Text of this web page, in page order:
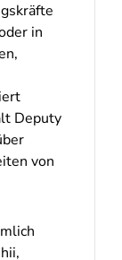
in
Deputy
von